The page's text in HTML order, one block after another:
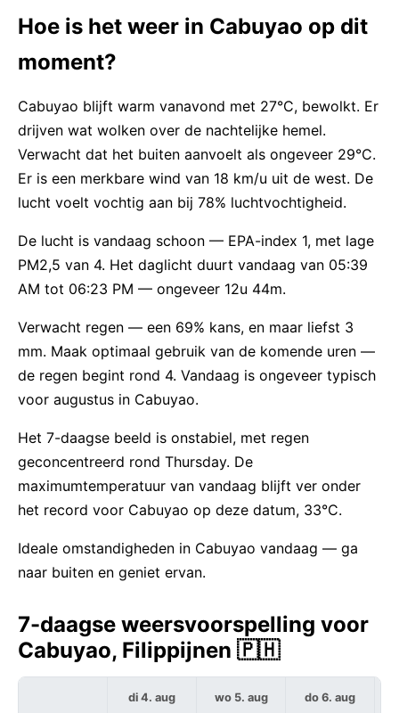
Hoe is het weer in Cabuyao op dit
moment?
Cabuyao blijft warm vanavond met 27°C, bewolkt. Er
drijven wat wolken over de nachtelijke hemel.
Verwacht dat het buiten aanvoelt als ongeveer 29°C.
Er is een merkbare wind van 18 km/u uit de west. De
lucht voelt vochtig aan bij 78% luchtvochtigheid.
De lucht is vandaag schoon — EPA-index 1, met lage
PM2,5 van 4. Het daglicht duurt vandaag van 05:39
AM tot 06:23 PM — ongeveer 12u 44m.
Verwacht regen — een 69% kans, en maar liefst 3
mm. Maak optimaal gebruik van de komende uren —
de regen begint rond 4. Vandaag is ongeveer typisch
voor augustus in Cabuyao.
Het 7-daagse beeld is onstabiel, met regen
geconcentreerd rond Thursday. De
maximumtemperatuur van vandaag blijft ver onder
het record voor Cabuyao op deze datum, 33°C.
Ideale omstandigheden in Cabuyao vandaag — ga
naar buiten en geniet ervan.
7-daagse weersvoorspelling voor
Cabuyao, Filippijnen 🇵🇭
di 4. aug wo 5. aug do 6. aug